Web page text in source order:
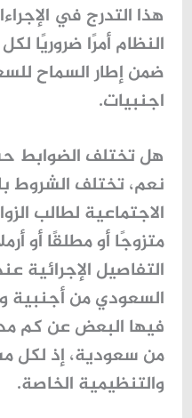
هذا التدرج في
النظام أمرًا ضروريًا
ضمن إطارالسماح
اجنبيات.
هل تختلف الضوابط
نعم، تختلف الشروط
الاجتماعية لطالب
متزوجًا أو مطلقًا أو
التفاصيل الإجرائية
السعودي من أجنبية
فيها البعض عن كم
من سعودية، إذ لكل
والتنظيمية الخاصة.